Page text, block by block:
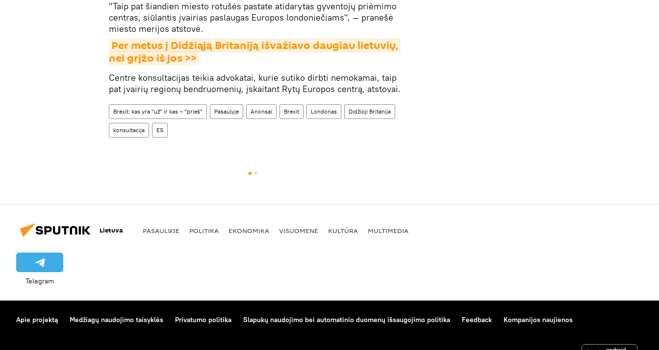
"Taip pat šiandien miesto rotušės pastate atidarytas gyventojų priėmimo
centras, siūlantis įvairias paslaugas Europos londoniečiams", — pranešė
miesto merijos atstovė.
Per metus į Didžiąją Britaniją išvažiavo daugiau lietuvių,
nei grįžo iš jos >>
Centre konsultacijas teikia advokatai, kurie sutiko dirbti nemokamai, taip
pat įvairių regionų bendruomenių, įskaitant Rytų Europos centrą, atstovai.
Brexit: kas yra "už" ir kas – "prieš" Pasaulyje Anonsai Brexit Londonas Didžioji Britanija
konsultacija ES
Lietuva PASAULYJE POLITIKA EKONOMIKA VISUOMENĖ KULTŪRA MULTIMEDIA
Telegram
Apie projektą Medžiagų naudojimo taisyklės Privatumo politika Slapukų naudojimo bei automatinio duomenų išsaugojimo politika Feedback Kompanijos naujienos